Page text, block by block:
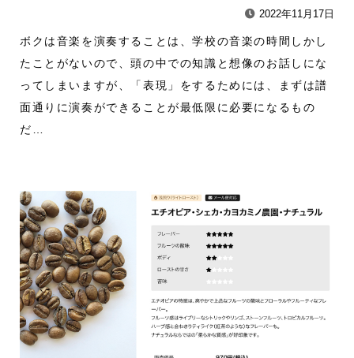
2022年11月17日
ボクは音楽を演奏することは、学校の音楽の時間しかし
たことがないので、頭の中での知識と想像のお話しにな
ってしまいますが、「表現」をするためには、まずは譜
面通りに演奏ができることが最低限に必要になるもの
だ…